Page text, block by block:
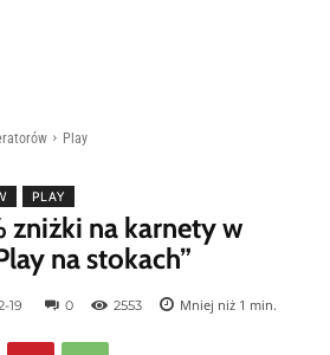
Play
PLAY
zniżki na karnety w
na stokach”
19 0 2553 Mniej niż 1 min.